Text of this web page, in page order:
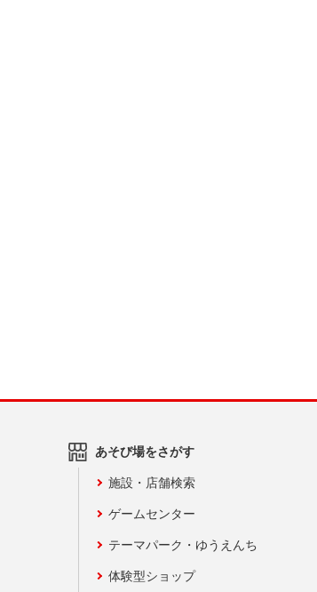
あそび場をさがす
施設・店舗検索
ゲームセンター
テーマパーク・ゆうえんち
体験型ショップ